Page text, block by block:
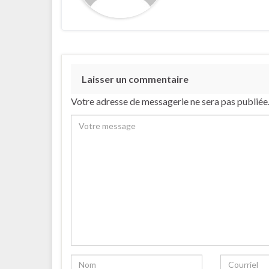
Laisser un commentaire
Votre adresse de messagerie ne sera pas publiée.